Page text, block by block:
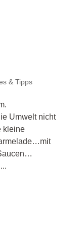
& Tipps
Umwelt nicht
kleine